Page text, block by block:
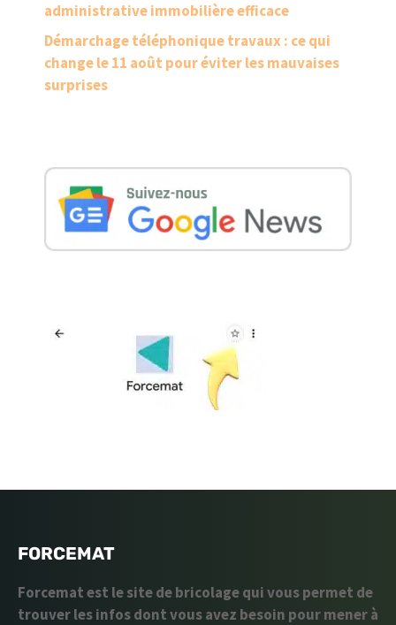
administrative immobilière efficace
Démarchage téléphonique travaux : ce qui
change le 11 août pour éviter les mauvaises
surprises
FORCEMAT
Forcemat est le site de bricolage qui vous permet de
trouver les infos dont vous avez besoin pour mener à